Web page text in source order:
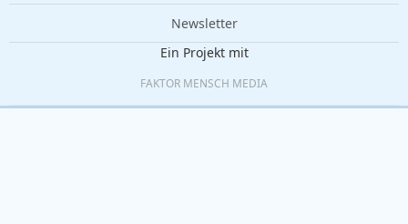
Newsletter
Ein Projekt mit
FAKTOR MENSCH MEDIA